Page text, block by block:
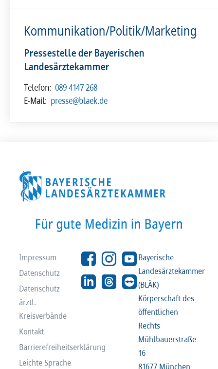
Kommunikation/Politik/Marketing
Pressestelle der Bayerischen
Landesärztekammer
Telefon: 089 4147 268
E-Mail: presse@blaek.de
Impressum
Datenschutz
Datenschutz
ärztl.
Kreisverbände
Kontakt
Barrierefreiheitserklärung
Leichte Sprache
Bayerische
Landesärztekammer
(BLÄK)
Körperschaft des
öffentlichen
Rechts
Mühlbauerstraße
16
81677 München